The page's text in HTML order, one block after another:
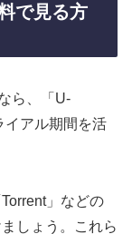
で見る方
ら、「U-
イアル期間を活
」などの
しょう。これら